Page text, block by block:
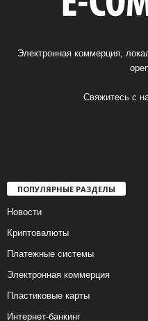
Электронная коммерция,
Свяжитесь с
ПОПУЛЯРНЫЕ РАЗДЕЛЫ
Новости
Криптовалюты
Платежные системы
Электронная коммерция
Пластиковые карты
Интернет-банкинг